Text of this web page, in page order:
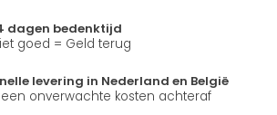
dagen bedenktijd
goed = Geld terug
levering in Nederland en België
onverwachte kosten achteraf